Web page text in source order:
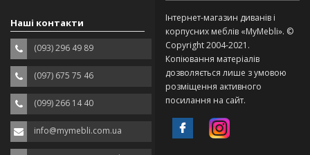
Наші контакти
(093) 296 49 89
(097) 675 75 46
(099) 266 14 40
info@mymebli.com.ua
Інтернет-магазин диванів і
корпусних меблів «MyMebli». ©
Copyright 2004-2021.
Копіювання матеріалів
дозволяється лише з умовою
розміщення активного
посилання на сайт.